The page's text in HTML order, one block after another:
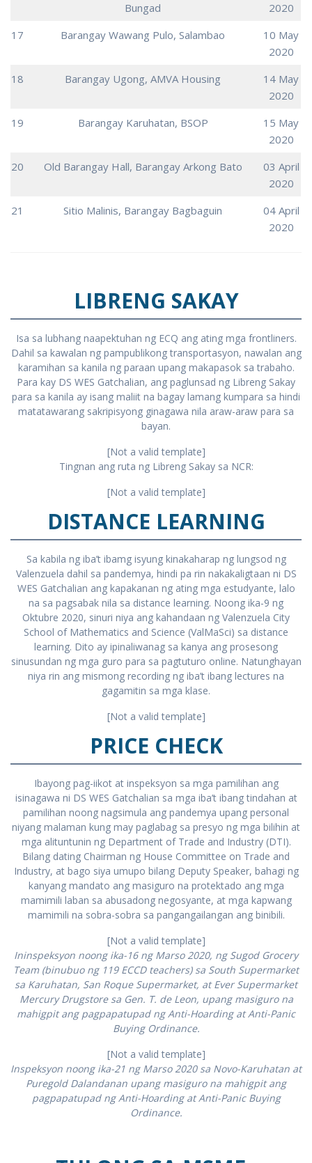
Bungad
2020
17
Barangay Wawang Pulo, Salambao
10 May
2020
18
Barangay Ugong, AMVA Housing
14 May
2020
19
Barangay Karuhatan, BSOP
15 May
2020
20
Old Barangay Hall, Barangay Arkong Bato
03 April
2020
21
Sitio Malinis, Barangay Bagbaguin
04 April
2020
LIBRENG SAKAY
Isa sa lubhang naapektuhan ng ECQ ang ating mga frontliners.
Dahil sa kawalan ng pampublikong transportasyon, nawalan ang
karamihan sa kanila ng paraan upang makapasok sa trabaho.
Para kay DS WES Gatchalian, ang paglunsad ng Libreng Sakay
para sa kanila ay isang maliit na bagay lamang kumpara sa hindi
matatawarang sakripisyong ginagawa nila araw-araw para sa
bayan.
[Not a valid template]
Tingnan ang ruta ng Libreng Sakay sa NCR:
[Not a valid template]
DISTANCE LEARNING
Sa kabila ng iba’t ibamg isyung kinakaharap ng lungsod ng
Valenzuela dahil sa pandemya, hindi pa rin nakakaligtaan ni DS
WES Gatchalian ang kapakanan ng ating mga estudyante, lalo
na sa pagsabak nila sa distance learning. Noong ika-9 ng
Oktubre 2020, sinuri niya ang kahandaan ng Valenzuela City
School of Mathematics and Science (ValMaSci) sa distance
learning. Dito ay ipinaliwanag sa kanya ang prosesong
sinusundan ng mga guro para sa pagtuturo online. Natunghayan
niya rin ang mismong recording ng iba’t ibang lectures na
gagamitin sa mga klase.
[Not a valid template]
PRICE CHECK
Ibayong pag-iikot at inspeksyon sa mga pamilihan ang
isinagawa ni DS WES Gatchalian sa mga iba’t ibang tindahan at
pamilihan noong nagsimula ang pandemya upang personal
niyang malaman kung may paglabag sa presyo ng mga bilihin at
mga alituntunin ng Department of Trade and Industry (DTI).
Bilang dating Chairman ng House Committee on Trade and
Industry, at bago siya umupo bilang Deputy Speaker, bahagi ng
kanyang mandato ang masiguro na protektado ang mga
mamimili laban sa abusadong negosyante, at mga kapwang
mamimili na sobra-sobra sa pangangailangan ang binibili.
[Not a valid template]
Ininspeksyon noong ika-16 ng Marso 2020, ng Sugod Grocery
Team (binubuo ng 119 ECCD teachers) sa South Supermarket
sa Karuhatan, San Roque Supermarket, at Ever Supermarket
Mercury Drugstore sa Gen. T. de Leon, upang masiguro na
mahigpit ang pagpapatupad ng Anti-Hoarding at Anti-Panic
Buying Ordinance.
[Not a valid template]
Inspeksyon noong ika-21 ng Marso 2020 sa Novo-Karuhatan at
Puregold Dalandanan upang masiguro na mahigpit ang
pagpapatupad ng Anti-Hoarding at Anti-Panic Buying
Ordinance.